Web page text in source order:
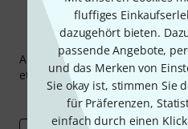
fluffiges
dazugehört bieten.
passende Angebote,
und das Merken von
Sie okay ist, stimmen Sie
für Präferenzen,
einfach durch einen Klick
Thomann
Abonniere den Thomann
etwas Glück einen von50
Inspirierende Beiträge